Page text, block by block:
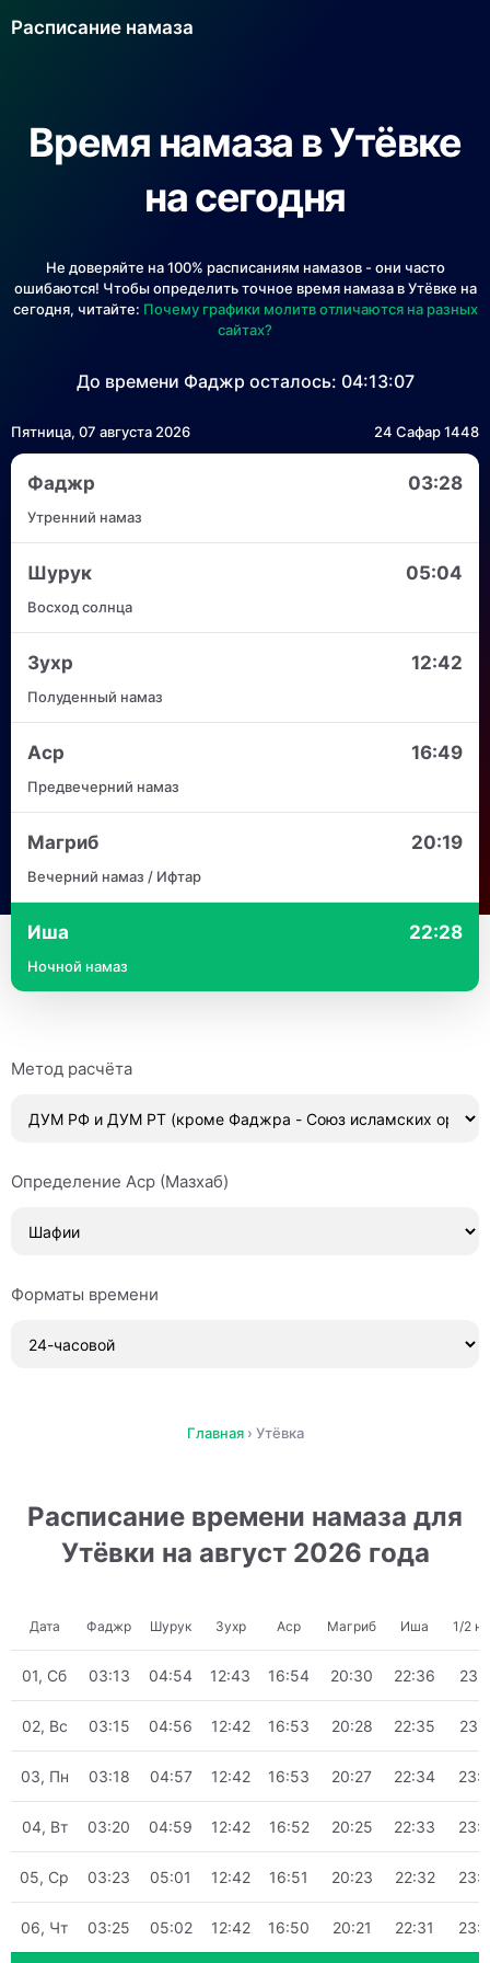
Расписание намаза
Время намаза в Утёвке
на сегодня
Не доверяйте на 100% расписаниям намазов - они часто
ошибаются! Чтобы определить точное время намаза в Утёвке на
сегодня, читайте: Почему графики молитв отличаются на разных
сайтах?
До времени Фаджр осталось: 04:13:07
Пятница, 07 августа 2026 24 Сафар 1448
Фаджр 03:28
Утренний намаз
Шурук 05:04
Восход солнца
Зухр 12:42
Полуденный намаз
Аср 16:49
Предвечерний намаз
Магриб 20:19
Вечерний намаз / Ифтар
Иша 22:28
Ночной намаз
Метод расчёта
Определение Аср (Мазхаб)
Форматы времени
Главная› Утёвка
Расписание времени намаза для
Утёвки на август 2026 года
Дата Фаджр Шурук Зухр Аср Магриб Иша 1/2
01, Сб 03:13 04:54 12:43 16:54 20:30 22:36
02, Вс 03:15 04:56 12:42 16:53 20:28 22:35
03, Пн 03:18 04:57 12:42 16:53 20:27 22:34
04, Вт 03:20 04:59 12:42 16:52 20:25 22:33
05, Ср 03:23 05:01 12:42 16:51 20:23 22:32
06, Чт 03:25 05:02 12:42 16:50 20:21 22:31